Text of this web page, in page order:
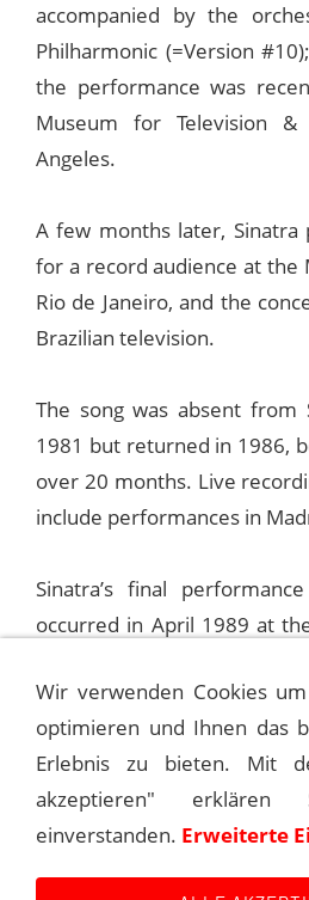
accompanied by the
Philharmonic (=Version
the performance was
Museum for Television
Angeles.
A few months later,
for a record audience at the
Rio de Janeiro, and the
Brazilian television.
The song was absent from
1981 but returned in 1986,
over 20 months. Live
include performances in
Sinatra’s final
occurred in April 1989 at
vocal range, Sinatra’s
charm, marking a
journey with the song.
© Bernhard Vogel for Sinatra
Wir verwenden Cookies
optimieren und Ihnen das
Erlebnis zu bieten. Mit
akzeptieren"
einverstanden. Erweiterte